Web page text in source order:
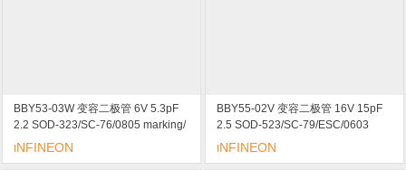
BBY53-03W 变容二极管 6V 5.3pF
2.2 SOD-323/SC-76/0805 marking/
标记 低调谐电压
INFINEON
BBY55-02V 变容二极管 16V 15pF
2.5 SOD-523/SC-79/ESC/0603
marking/标记 77 低调谐电压
INFINEON